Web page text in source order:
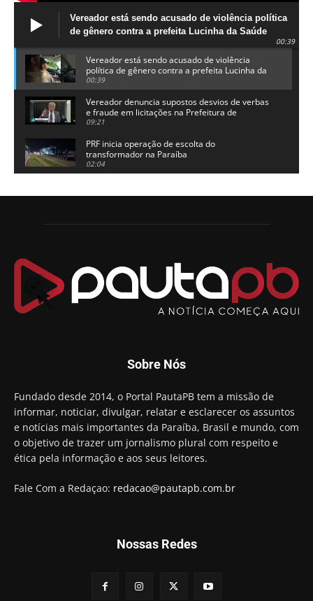
Vereador está sendo acusado de violência política
de gênero contra a prefeita Lucinha da Saúde
00:39
Vereador está sendo acusado de violência
política de gênero contra a prefeita Lucinha da
Saúde
00:39
Vereador denuncia supostos desvios de verbas
e fraude em licitações na Prefeitura de
Alhandra
09:21
PRF inicia operação de escolta do
transformador na Paraíba
02:04
candidatura a governador da Paraíba
Chapa dos sonhos: Cícero agradece a Galdino,
Arthur Lira parabeniza Karla Pimentel por sua
reeleição em Conde
00:23
Aguinaldo Ribeiro destaca apoio do PP a Hugo
preso e faz vídeo na cadeia
Hugo Motta retira projeto que permitia bancos
"confiscar" dinheiro de clientes
01:49
Descaso da gestão Panta deixa crianças e
professoras 'ilhadas' em creche
00:16
Sobre Nós
Fundado desde 2014, o Portal PautaPB tem a missão de
informar, noticiar, divulgar, relatar e esclarecer os assuntos
e notícias mais importantes da Paraíba, Brasil e mundo, com
o objetivo de trazer um jornalismo plural com respeito e
ética pela informação e aos seus leitores.
Fale Com a Redaçao: redacao@pautapb.com.br
Nossas Redes